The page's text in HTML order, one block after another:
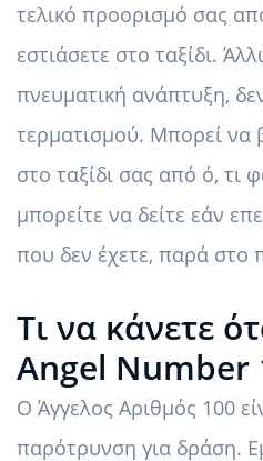
τελικό προορισμό σας
εστιάσετε στο ταξίδι.
πνευματική ανάπτυξη,
τερματισμού. Μπορεί να
στο ταξίδι σας από ό, τι
μπορείτε να δείτε εάν
που δεν έχετε, παρά στο
Τι να κάνετε
Angel Number
Ο Άγγελος Αριθμός 100
παρότρυνση για δράση.